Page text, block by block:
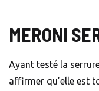
MERONI
Ayant testé la
affirmer qu’elle est